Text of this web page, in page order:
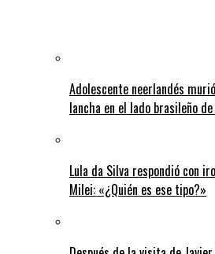
Adolescente neerlandés
lancha en el lado brasileño
Lula da Silva respondió con
Milei: «¿Quién es ese tipo?»